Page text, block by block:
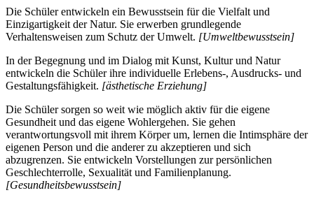
Die Schüler entwickeln ein Bewusstsein für die Vielfalt und
Einzigartigkeit der Natur. Sie erwerben grundlegende
Verhaltensweisen zum Schutz der Umwelt. [Umweltbewusstsein]
In der Begegnung und im Dialog mit Kunst, Kultur und Natur
entwickeln die Schüler ihre individuelle Erlebens-, Ausdrucks- und
Gestaltungsfähigkeit. [ästhetische Erziehung]
Die Schüler sorgen so weit wie möglich aktiv für die eigene
Gesundheit und das eigene Wohlergehen. Sie gehen
verantwortungsvoll mit ihrem Körper um, lernen die Intimsphäre der
eigenen Person und die anderer zu akzeptieren und sich
abzugrenzen. Sie entwickeln Vorstellungen zur persönlichen
Geschlechterrolle, Sexualität und Familienplanung.
[Gesundheitsbewusstsein]